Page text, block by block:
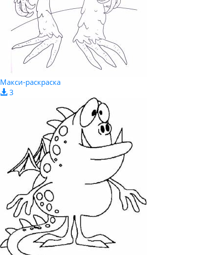
Макси-раскраска
3